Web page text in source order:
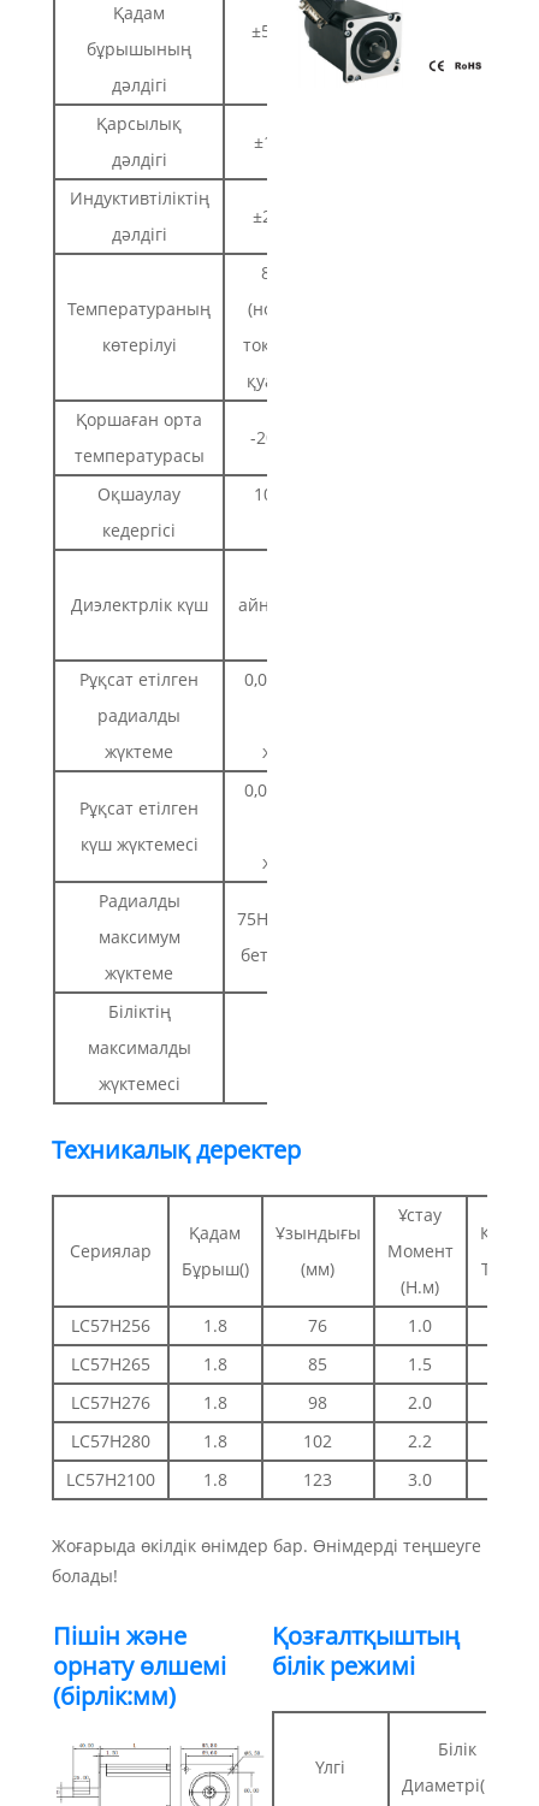
Қадам
бұрышының
дәлдігі
±5% (Толық
қадам)
Қарсылық
дәлдігі
±10%(20℃)
Индуктивтіліктің
дәлдігі
±20%(1КГц)
Температураның
көтерілуі
80℃макс
(номиналды
ток, 2 фазалы
қуат қосулы)
Қоршаған орта
температурасы
-20℃~*50℃
Оқшаулау
кедергісі
100MQMin
Диэлектрлік күш
айнымалы ток
Рұқсат етілген
радиалды
жүктеме
0,02 мм макс.
жүктеме)
Рұқсат етілген
күш жүктемесі
0,08 мм макс.
жүктеме)
Радиалды
максимум
жүктеме
75Н(желдеткіш
бетінен 20мм)
Біліктің
максималды
жүктемесі
Техникалық деректер
Сериялар
Қадам
Бұрыш()
Ұзындығы
(мм)
Ұстау
Момент
(Н.м)
Кезең
Ток(A)
LC57H256 1.8 76 1.0
LC57H265
1.8 85 1.5
LC57H276
1.8 98 2.0
LC57H280
1.8 102 2.2
LC57H2100
1.8 123 3.0
Жоғарыда өкілдік өнімдер бар. Өнімдерді теңшеуге
болады!
Пішін және
орнату өлшемі
(бірлік:мм)
Қозғалтқыштың
білік режимі
Үлгі
Білік
Диаметрі(мм)